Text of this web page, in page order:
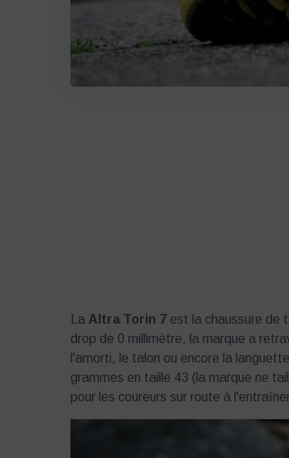
La Altra Torin 7 est la chaussure de
drop de 0 millimètre, la marque a
l'amorti, le talon ou encore la
grammes en taille 43 (la marque ne
pour les coureurs sur route à